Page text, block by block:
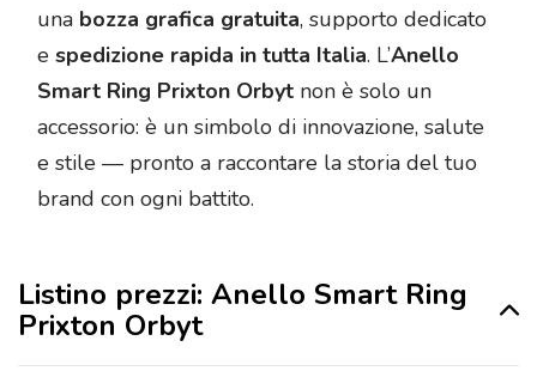
una bozza grafica gratuita, supporto dedicato
e spedizione rapida in tutta Italia. L’Anello
Smart Ring Prixton Orbyt non è solo un
accessorio: è un simbolo di innovazione, salute
e stile — pronto a raccontare la storia del tuo
brand con ogni battito.
Listino prezzi: Anello Smart Ring
Prixton Orbyt